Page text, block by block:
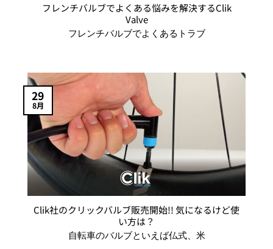
フレンチバルブでよくある悩みを解決するClik
Valve
フレンチバルブでよくあるトラブ
Clik社のクリックバルブ販売開始!! 気になるけど使
い方は？
自転車のバルブといえば仏式、米
29
8月